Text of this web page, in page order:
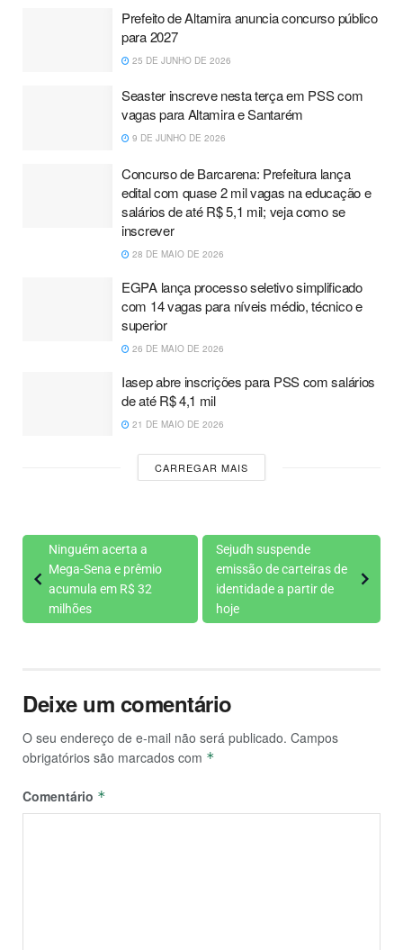
Prefeito de Altamira anuncia concurso público
para 2027
25 DE JUNHO DE 2026
Seaster inscreve nesta terça em PSS com
vagas para Altamira e Santarém
9 DE JUNHO DE 2026
Concurso de Barcarena: Prefeitura lança
edital com quase 2 mil vagas na educação e
salários de até R$ 5,1 mil; veja como se
inscrever
28 DE MAIO DE 2026
EGPA lança processo seletivo simplificado
com 14 vagas para níveis médio, técnico e
superior
26 DE MAIO DE 2026
Iasep abre inscrições para PSS com salários
de até R$ 4,1 mil
21 DE MAIO DE 2026
CARREGAR MAIS
Ninguém acerta a
Mega-Sena e prêmio
acumula em R$ 32
milhões
Sejudh suspende
emissão de carteiras de
identidade a partir de
hoje
Deixe um comentário
O seu endereço de e-mail não será publicado. Campos
obrigatórios são marcados com *
Comentário *